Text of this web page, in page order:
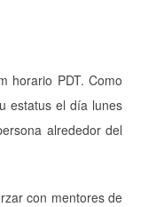
horario PDT. Como
estatus el día lunes
alrededor del
con mentores de